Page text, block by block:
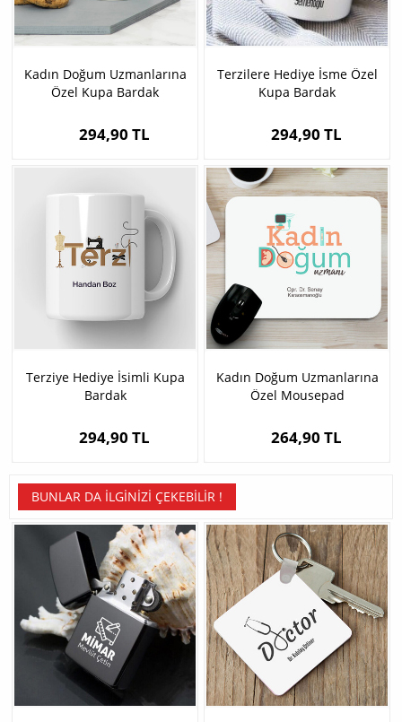
Kadın Doğum Uzmanlarına
Özel Kupa Bardak
294,90 TL
Terzilere Hediye İsme Özel
Kupa Bardak
294,90 TL
Terziye Hediye İsimli Kupa
Bardak
294,90 TL
Kadın Doğum Uzmanlarına
Özel Mousepad
264,90 TL
BUNLAR DA İLGINIZI ÇEKEBILIR !